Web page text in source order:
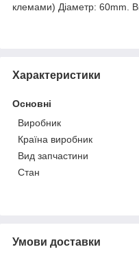
клемами) Діаметр: 60mm.
Характеристики
Основні
Виробник
Країна виробник
Вид запчастини
Стан
Умови доставки